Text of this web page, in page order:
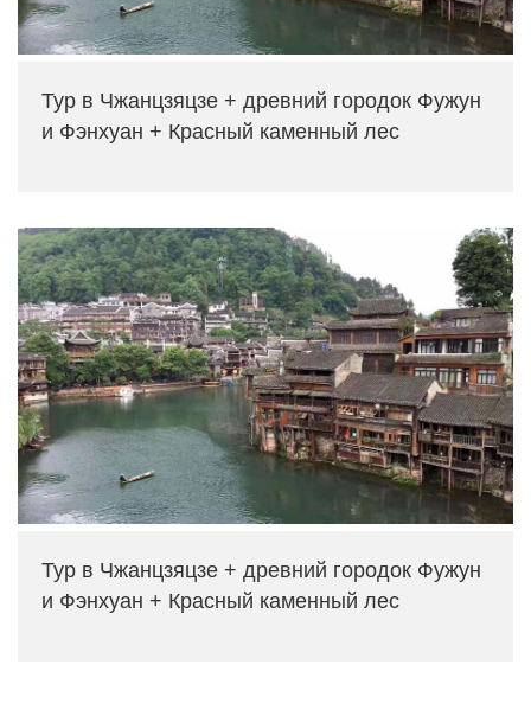
Тур в Чжанцзяцзе + древний городок Фужун
и Фэнхуан + Красный каменный лес
Тур в Чжанцзяцзе + древний городок Фужун
и Фэнхуан + Красный каменный лес